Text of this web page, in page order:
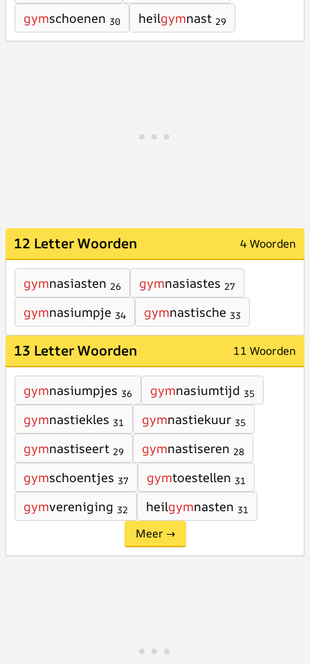
gymschoenen 30 heilgymnast 29
12 Letter Woorden 4 Woorden
gymnasiasten 26 gymnasiastes 27
gymnasiumpje 34 gymnastische 33
13 Letter Woorden 11 Woorden
gymnasiumpjes 36 gymnasiumtijd 35
gymnastiekles 31 gymnastiekuur 35
gymnastiseert 29 gymnastiseren 28
gymschoentjes 37 gymtoestellen 31
gymvereniging 32 heilgymnasten 31
Meer →